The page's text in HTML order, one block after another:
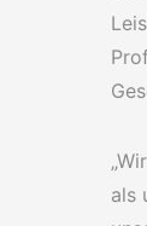
als